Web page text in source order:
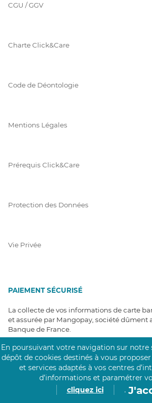
CGU / GGV
Charte Click&Care
Code de Déontologie
Mentions Légales
Prérequis Click&Care
Protection des Données
Vie Privée
PAIEMENT SÉCURISÉ
La collecte de vos informations de carte
et assurée par Mangopay, société dûment
Banque de France.
En poursuivant votre navigation sur notre
dépôt de cookies destinés à vous
et services adaptés à vos centres
d’informations et paramétrer
cliquez ici
.